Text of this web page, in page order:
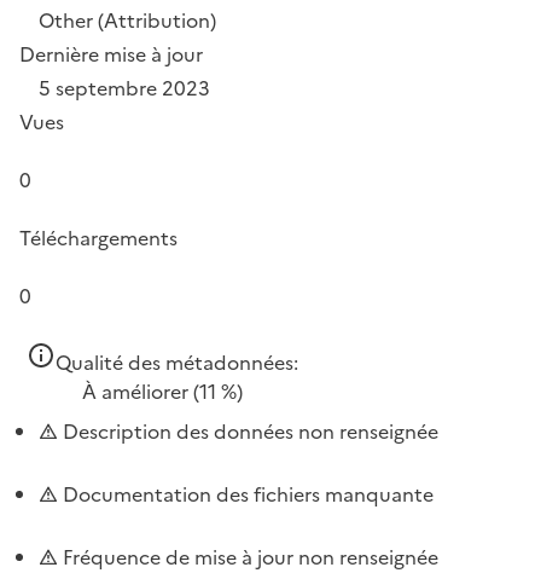
Other (Attribution)
Dernière mise à jour
5 septembre 2023
Vues
0
Téléchargements
0
Qualité des métadonnées:
À améliorer(11 %)
Description des données non renseignée
Documentation des fichiers manquante
Fréquence de mise à jour non renseignée